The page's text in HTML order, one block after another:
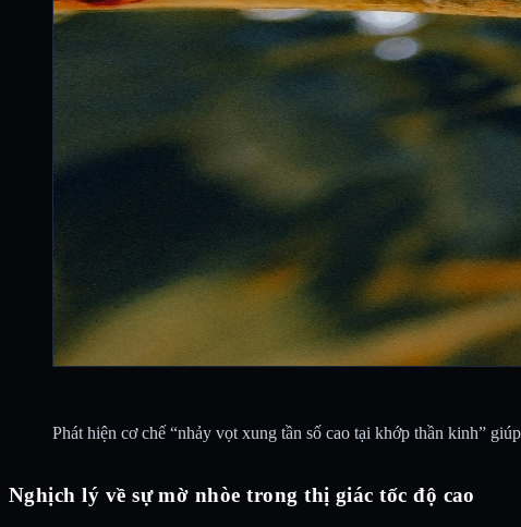
Phát hiện cơ chế “nhảy vọt xung tần số cao tại khớp thần kinh”
Nghịch lý về sự mờ nhòe trong thị giác tốc độ cao